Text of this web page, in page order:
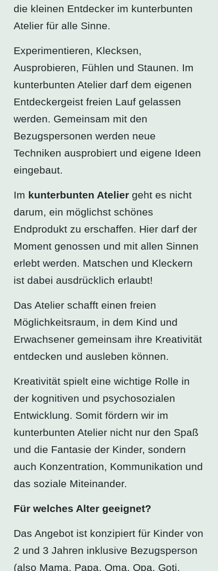
die kleinen Entdecker im kunterbunten
Atelier für alle Sinne.
Experimentieren, Klecksen,
Ausprobieren, Fühlen und Staunen. Im
kunterbunten Atelier darf dem eigenen
Entdeckergeist freien Lauf gelassen
werden. Gemeinsam mit den
Bezugspersonen werden neue
Techniken ausprobiert und eigene Ideen
eingebaut.
Im kunterbunten Atelier geht es nicht
darum, ein möglichst schönes
Endprodukt zu erschaffen. Hier darf der
Moment genossen und mit allen Sinnen
erlebt werden. Matschen und Kleckern
ist dabei ausdrücklich erlaubt!
Das Atelier schafft einen freien
Möglichkeitsraum, in dem Kind und
Erwachsener gemeinsam ihre Kreativität
entdecken und ausleben können.
Kreativität spielt eine wichtige Rolle in
der kognitiven und psychosozialen
Entwicklung. Somit fördern wir im
kunterbunten Atelier nicht nur den Spaß
und die Fantasie der Kinder, sondern
auch Konzentration, Kommunikation und
das soziale Miteinander.
Für welches Alter geeignet?
Das Angebot ist konzipiert für Kinder von
2 und 3 Jahren inklusive Bezugsperson
(also Mama, Papa, Oma, Opa, Goti,